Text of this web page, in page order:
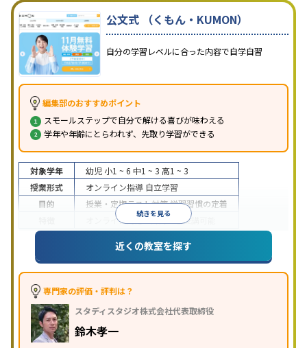
公文式 （くもん・KUMON）
自分の学習レベルに合った内容で自学自習
編集部のおすすめポイント
スモールステップで自分で解ける喜びが味わえる
学年や年齢にとらわれず、先取り学習ができる
続きを見る
対象学年 幼児 小1 ~ 6 中1 ~ 3 高1 ~ 3
授業形式
オンライン指導 自立学習
目的
授業・定期テスト対策学習習慣の定着
オンライン対応1科目から受講可能
近くの教室を探す
専門家の評価・評判は？
スタディスタジオ株式会社代表取締役
鈴木孝一